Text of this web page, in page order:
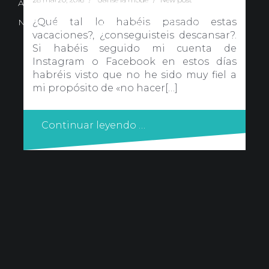
¿Qué tal lo habéis pasado estas
vacaciones?, ¿conseguisteis descansar?.
Si habéis seguido mi cuenta de
Instagram o Facebook en estos días
habréis visto que no he sido muy fiel a
mi propósito de «no hacer[…]
Continuar leyendo …
Avd. Comercial 20 Barañain (Navarra)
Nota Legal
·Privacidad ·Política de Cookies